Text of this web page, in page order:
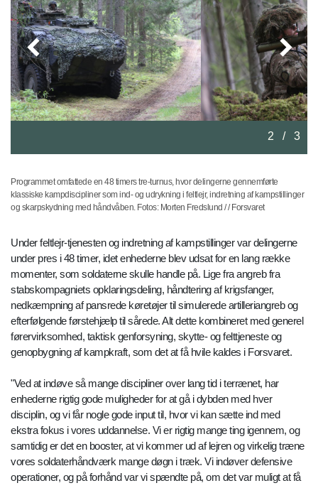
2 / 3
Programmet omfattede en 48 timers tre-turnus, hvor delingerne gennemførte
klassiske kampdiscipliner som ind- og udrykning i feltlejr, indretning af kampstillinger
og skarpskydning med håndvåben. Fotos: Morten Fredslund / / Forsvaret
Under feltlejr-tjenesten og indretning af kampstillinger var delingerne
under pres i 48 timer, idet enhederne blev udsat for en lang række
momenter, som soldaterne skulle handle på. Lige fra angreb fra
stabskompagniets opklaringsdeling, håndtering af krigsfanger,
nedkæmpning af pansrede køretøjer til simulerede artilleriangreb og
efterfølgende førstehjælp til sårede. Alt dette kombineret med generel
førervirksomhed, taktisk genforsyning, skytte- og felttjeneste og
genopbygning af kampkraft, som det at få hvile kaldes i Forsvaret.
"Ved at indøve så mange discipliner over lang tid i terrænet, har
enhederne rigtig gode muligheder for at gå i dybden med hver
disciplin, og vi får nogle gode input til, hvor vi kan sætte ind med
ekstra fokus i vores uddannelse. Vi er rigtig mange ting igennem, og
samtidig er det en booster, at vi kommer ud af lejren og virkelig træne
vores soldaterhåndværk mange døgn i træk. Vi indøver defensive
operationer, og på forhånd var vi spændte på, om det var muligt at få